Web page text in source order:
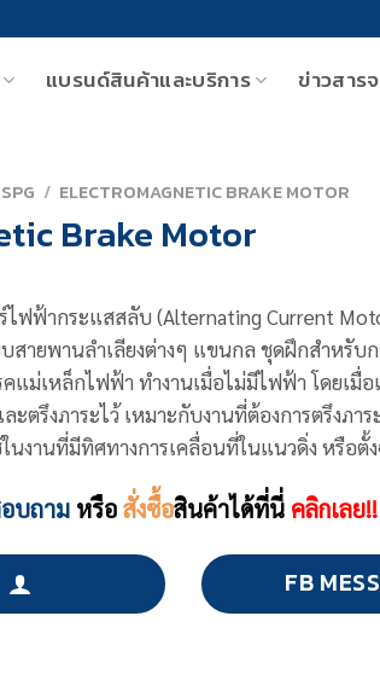
แบรนด์สินค้าและบริการ ข่าวสาร
SPG / ELECTROMAGNETIC BRAKE MOTOR
Brake Motor
ไฟฟ้ากระแสสลับ (Alternating Current
สายพานลำเลียงต่างๆ แขนกล ชุดฝึกสำหรับ
แม่เหล็กไฟฟ้า ทำงานเมื่อไม่มีไฟฟ้า โดยเมื่
ตรึงภาระไว้ เหมาะกับงานที่ต้องการตรึงภาร
นงานที่มีทิศทางการเคลื่อนที่ในแนวดิ่ง หรือตั้
บถาม หรือ สั่งซื้อสินค้าได้ที่นี่ คลิกเลย!!
FB